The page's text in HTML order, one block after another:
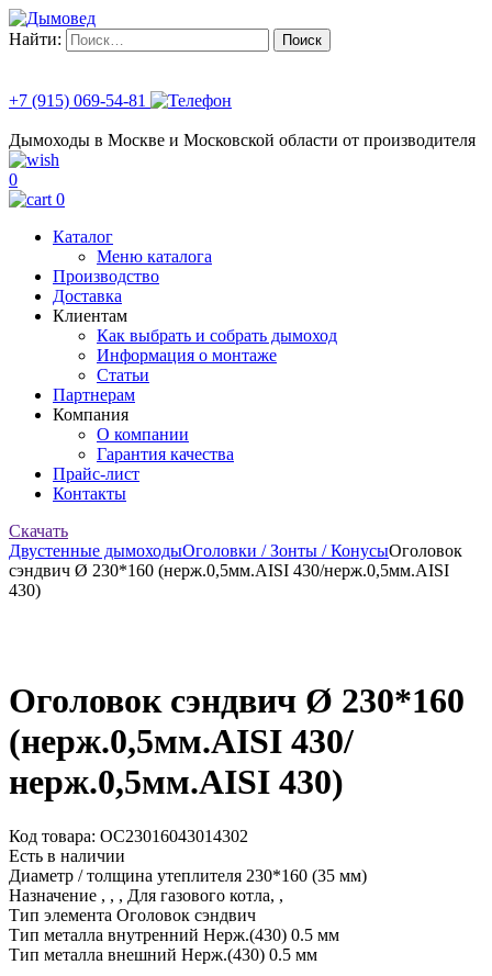
Найти:
+7 (915) 069-54-81
Дымоходы в Москве и Московской области от производителя
0
0
Каталог
Меню каталога
Производство
Доставка
Клиентам
Как выбрать и собрать дымоход
Информация о монтаже
Статьи
Партнерам
Компания
О компании
Гарантия качества
Прайс-лист
Контакты
Скачать
Двустенные дымоходыОголовки / Зонты / КонусыОголовок
сэндвич Ø 230*160 (нерж.0,5мм.AISI 430/нерж.0,5мм.AISI
430)
Оголовок сэндвич Ø 230*160
(нерж.0,5мм.AISI 430/
нерж.0,5мм.AISI 430)
Код товара: ОС23016043014302
Есть в наличии
Диаметр / толщина утеплителя 230*160 (35 мм)
Назначение , , , Для газового котла, ,
Тип элемента Оголовок сэндвич
Тип металла внутренний Нерж.(430) 0.5 мм
Тип металла внешний Нерж.(430) 0.5 мм